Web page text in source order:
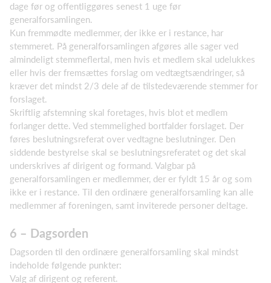
dage før og offentliggøres senest 1 uge før
generalforsamlingen.
Kun fremmødte medlemmer, der ikke er i restance, har
stemmeret. På generalforsamlingen afgøres alle sager ved
almindeligt stemmeflertal, men hvis et medlem skal udelukkes
eller hvis der fremsættes forslag om vedtægtsændringer, så
kræver det mindst 2/3 dele af de tilstedeværende stemmer for
forslaget.
Skriftlig afstemning skal foretages, hvis blot et medlem
forlanger dette. Ved stemmelighed bortfalder forslaget. Der
føres beslutningsreferat over vedtagne beslutninger. Den
siddende bestyrelse skal se beslutningsreferatet og det skal
underskrives af dirigent og formand. Valgbar på
generalforsamlingen er medlemmer, der er fyldt 15 år og som
ikke er i restance. Til den ordinære generalforsamling kan alle
medlemmer af foreningen, samt inviterede personer deltage.
6 – Dagsorden
Dagsorden til den ordinære generalforsamling skal mindst
indeholde følgende punkter:
Valg af dirigent og referent.